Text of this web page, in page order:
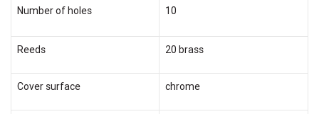
Number of holes 10
Reeds 20 brass
Cover surface chrome